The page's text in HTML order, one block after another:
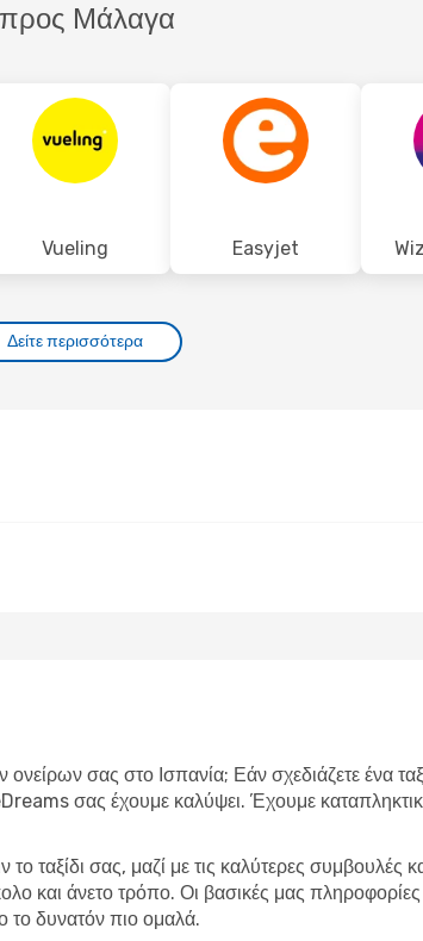
προς Μάλαγα
Vueling Easyjet
Δείτε περισσότερα
ονείρων σας στο Ισπανία; Εάν σχεδιάζετε ένα
σας έχουμε καλύψει. Έχουμε
ταξίδι σας, μαζί με τις καλύτερες συμβουλές
και άνετο τρόπο. Οι βασικές μας
το δυνατόν πιο ομαλά.